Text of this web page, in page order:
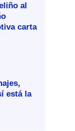
al
carta
está la